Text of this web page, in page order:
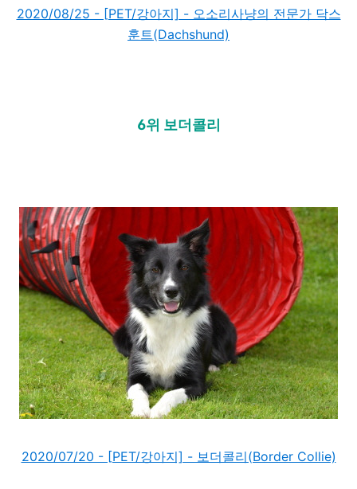
2020/08/25 - [PET/강아지] - 오소리사냥의 전문가 닥스
훈트(Dachshund)
6위 보더콜리
2020/07/20 - [PET/강아지] - 보더콜리(Border Collie)